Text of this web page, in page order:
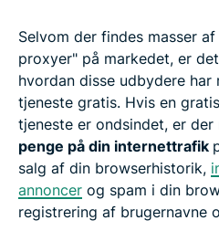
Selvom der findes masser
proxyer" på markedet, er
hvordan disse udbydere
tjeneste gratis. Hvis en
tjeneste er ondsindet, er der
penge på din internettrafik
salg af din browserhistorik,
annoncer og spam i din
registrering af brugernavne